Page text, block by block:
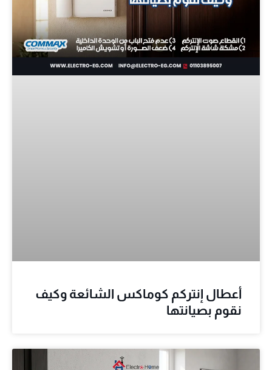
أعطال إنتركم كوماكس الشائعة وكيف
نقوم بصيانتها